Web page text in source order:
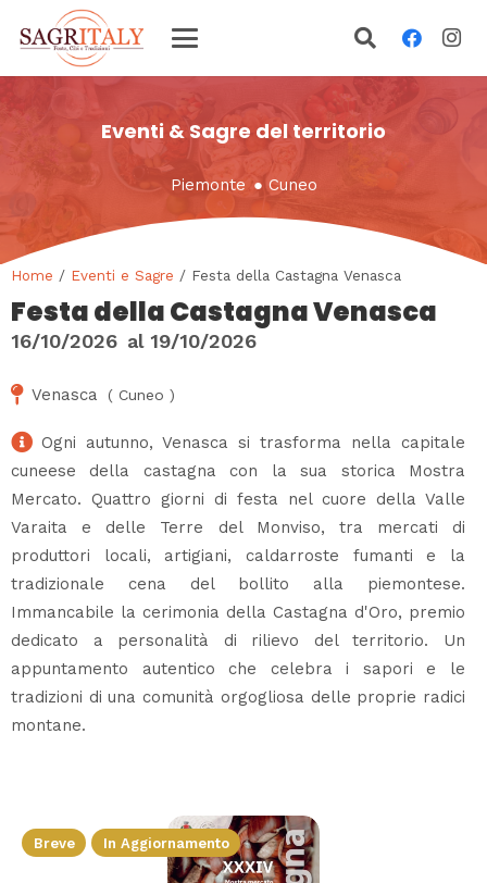
Eventi & Sagre del territorio
Piemonte ● Cuneo
Home / Eventi e Sagre / Festa della Castagna Venasca
Festa della Castagna Venasca
16/10/2026 al 19/10/2026
Venasca ( Cuneo )
Ogni autunno, Venasca si trasforma nella capitale
cuneese della castagna con la sua storica Mostra
Mercato. Quattro giorni di festa nel cuore della Valle
Varaita e delle Terre del Monviso, tra mercati di
produttori locali, artigiani, caldarroste fumanti e la
tradizionale cena del bollito alla piemontese.
Immancabile la cerimonia della Castagna d'Oro, premio
dedicato a personalità di rilievo del territorio. Un
appuntamento autentico che celebra i sapori e le
tradizioni di una comunità orgogliosa delle proprie radici
montane.
Breve In Aggiornamento